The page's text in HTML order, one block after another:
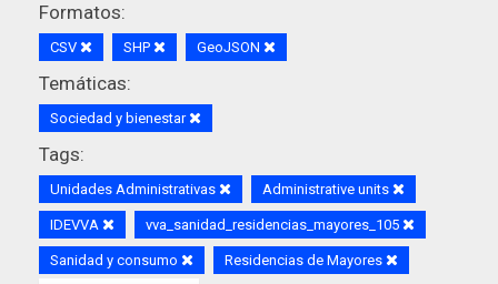
Formatos:
CSV SHP GeoJSON
Temáticas:
Sociedad y bienestar
Tags:
Unidades Administrativas Administrative units
IDEVVA vva_sanidad_residencias_mayores_105
Sanidad y consumo Residencias de Mayores